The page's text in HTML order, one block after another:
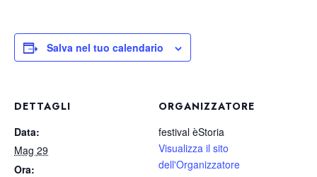
Salva nel tuo calendario
DETTAGLI
Data:
Mag 29
Ora:
ORGANIZZATORE
festival èStoria
Visualizza il sito
dell'Organizzatore